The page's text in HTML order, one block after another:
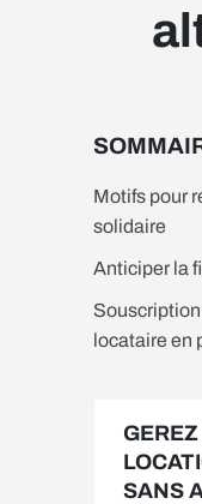
Motifs pour
solidaire
Anticiper la
locataire en
SANS